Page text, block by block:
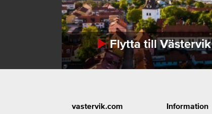
Flytta till Västervik
vastervik.com Information